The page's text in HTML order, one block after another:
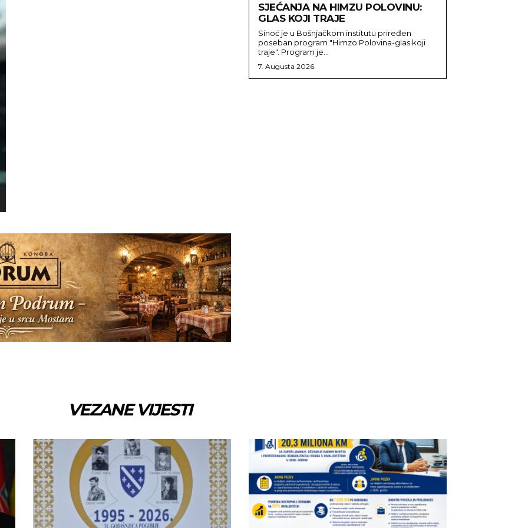
SJEĆANJA NA HIMZU POLOVINU:
GLAS KOJI TRAJE
Sinoć je u Bošnjačkom institutu priređen
poseban program "Himzo Polovina-glas koji
traje". Program je...
7. Augusta 2026.
VEZANE VIJESTI